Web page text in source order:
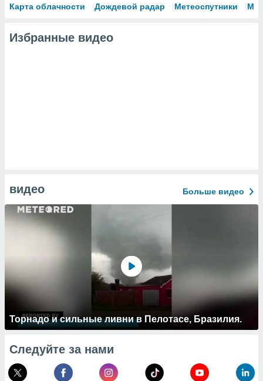
Карта облачности Дождевой радар Метеоспутники
Избранные видео
видео Больше видео
Торнадо и сильные ливни в Пелотасе, Бразилия.
Следуйте за нами